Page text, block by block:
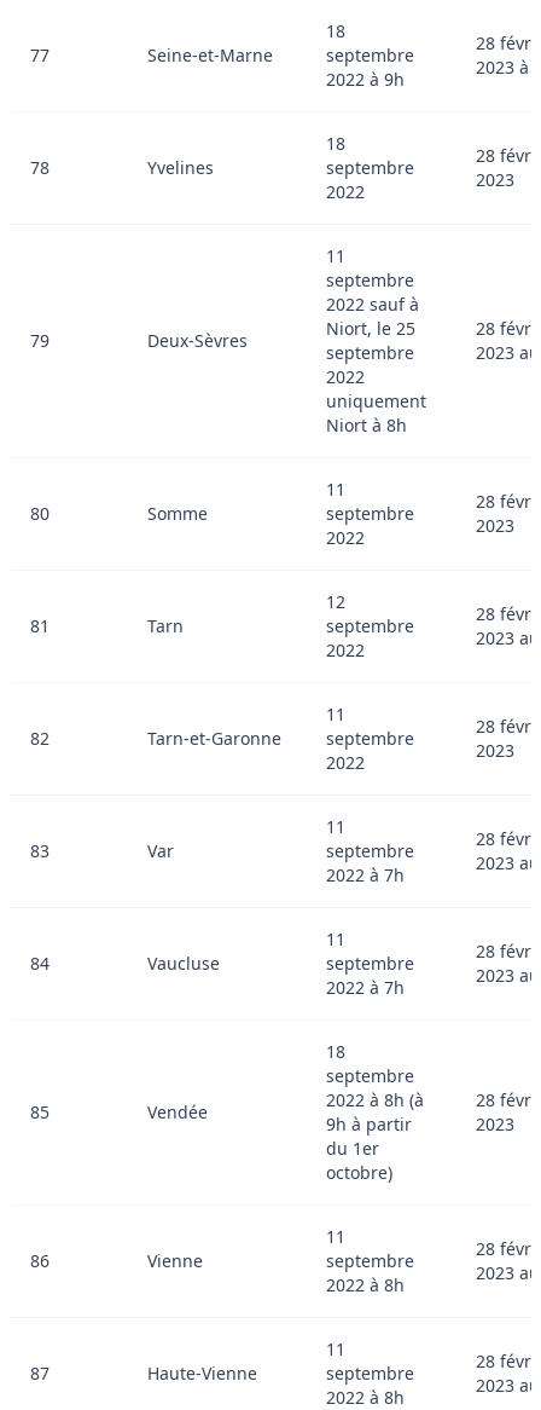
77 Seine-et-Marne
18
septembre
2022 à 9h
28
2023 à
78 Yvelines
18
septembre
2022
28
2023
79 Deux-Sèvres
11
septembre
2022 sauf à
Niort, le 25
septembre
2022
uniquement
Niort à 8h
28
2023
80 Somme
11
septembre
2022
28
2023
81 Tarn
12
septembre
2022
28
2023
82 Tarn-et-Garonne
11
septembre
2022
28
2023
83 Var
11
septembre
2022 à 7h
28
2023
84 Vaucluse
11
septembre
2022 à 7h
28
2023
85 Vendée
18
septembre
2022 à 8h (à
9h à partir
du 1er
octobre)
28
2023
86 Vienne
11
septembre
2022 à 8h
28
2023
87 Haute-Vienne
11
septembre
2022 à 8h
28
2023